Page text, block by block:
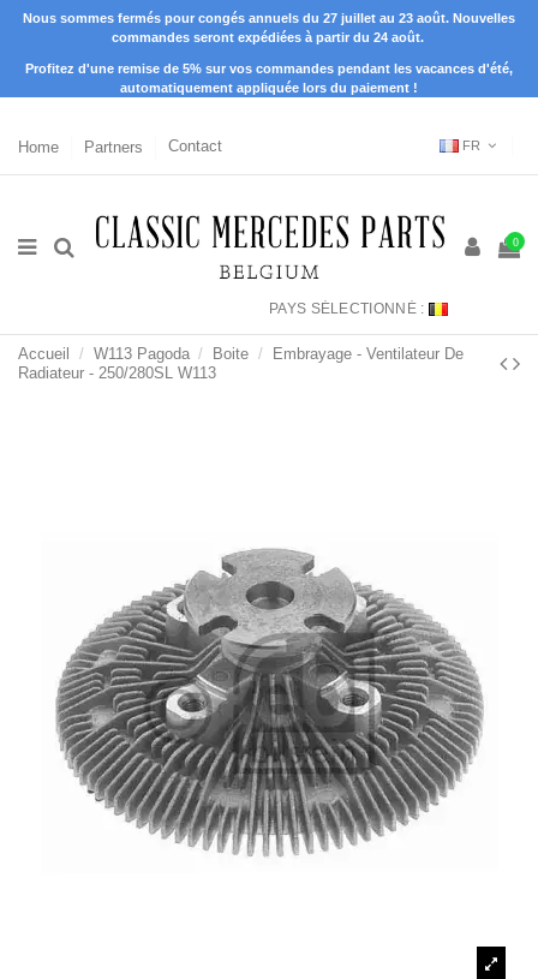
Nous sommes fermés pour congés annuels du 27 juillet au 23 août. Nouvelles
commandes seront expédiées à partir du 24 août.
Profitez d'une remise de 5% sur vos commandes pendant les vacances d'été,
automatiquement appliquée lors du paiement !
Home Partners Contact FR
0
PAYS SÉLECTIONNÉ :
Accueil W113 Pagoda Boite
Embrayage - Ventilateur De
Radiateur - 250/280SL W113